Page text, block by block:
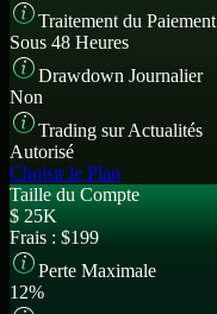
Traitement du Paiement
Sous 48 Heures
Drawdown Journalier
Non
Trading sur Actualités
Autorisé
Choisir le Plan
Taille du Compte
$ 25K
Frais : $199
Perte Maximale
12%